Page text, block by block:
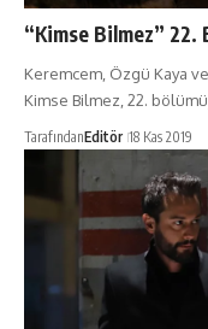
“Kimse Bilmez” 22.
Keremcem, Özgü Kaya
Kimse Bilmez, 22.
TarafındanEditör 18 Kas 2019